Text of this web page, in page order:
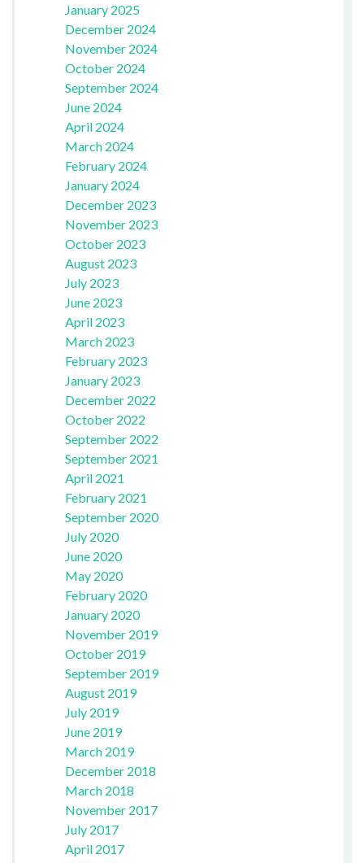
January 2025
December 2024
November 2024
October 2024
September 2024
June 2024
April 2024
March 2024
February 2024
January 2024
December 2023
November 2023
October 2023
August 2023
July 2023
June 2023
April 2023
March 2023
February 2023
January 2023
December 2022
October 2022
September 2022
September 2021
April 2021
February 2021
September 2020
July 2020
June 2020
May 2020
February 2020
January 2020
November 2019
October 2019
September 2019
August 2019
July 2019
June 2019
March 2019
December 2018
March 2018
November 2017
July 2017
April 2017